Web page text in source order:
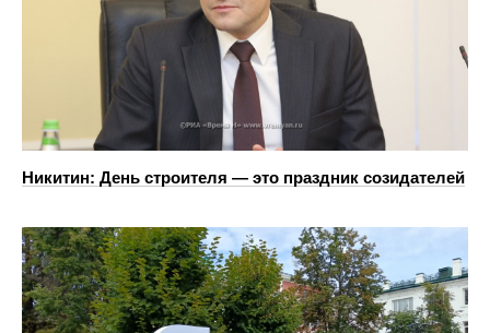
Никитин: День строителя — это праздник созидателей